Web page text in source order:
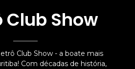
Club Show
Club Show - a boate mais
Com décadas de história,